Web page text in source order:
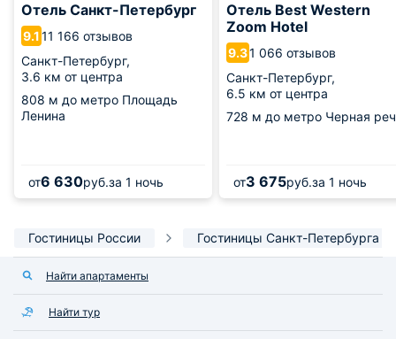
Отель Санкт-Петербург
9.111 166 отзывов
Санкт-Петербург,
3.6 км от центра
808 м до метро Площадь
Ленина
от6 630руб.за 1 ночь
Отель Best Western
Zoom Hotel
9.31 066 отзывов
Санкт-Петербург,
6.5 км от центра
728 м до метро Черная
от3 675руб.за 1 ночь
Гостиницы России Гостиницы Санкт-Петербурга
Найти апартаменты
Найти тур